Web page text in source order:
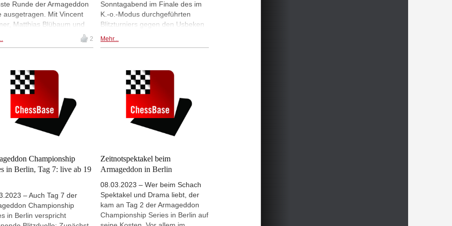
Runde der Armageddon
ausgetragen. Mit Vincent
Matthias Blübaum und
drei deutsche Spieler am
2
Sonntagabend im Finale des im
K.-o.-Modus durchgeführten
Blitzturniers gegen den Usbeken
durchgesetzt. Wie es sich in
zweiten Ast des K.-o.-Baums, in
dem die Verlierer eines Matches
weiterspielen durften.
Abdusattorov hatte sich im
Endspiel dieses zweiten Astes
gegen Vladimir Kramnik
durchgesetzt und dann auch
gegen Gukesh gewonnen,
schließlich aber das - dann
wirklich! - finale Rematch gegen
den Inder verloren. | Foto: World
Chess
Mehr...
Championship
in Berlin, Tag 7: live ab 19
– Auch Tag 7 der
Championship
in Berlin verspricht
Zeitnotspektakel beim
Armageddon in Berlin
08.03.2023 – Wer beim Schach
Spektakel und Drama liebt, der
kam an Tag 2 der Armageddon
Championship Series in Berlin auf